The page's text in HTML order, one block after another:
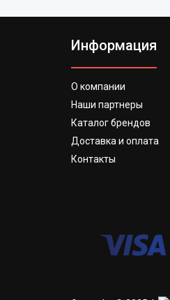
Информация
О компании
Наши партнеры
Каталог брендов
Доставка и оплата
Контакты